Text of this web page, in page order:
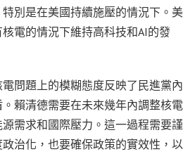
別是在美國持續施壓的情況下。美
電的情況下維持高科技和AI的發
問題上的模糊態度反映了民進黨內
賴清德需要在未來幾年內調整核電
需求和國際壓力。這一過程需要謹
治化，也要確保政策的實效性，以